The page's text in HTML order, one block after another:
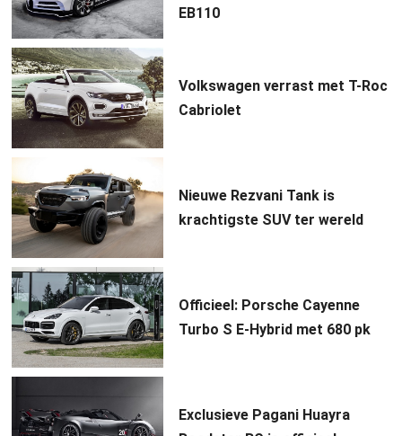
EB110
Volkswagen verrast met T-Roc
Cabriolet
Nieuwe Rezvani Tank is
krachtigste SUV ter wereld
Officieel: Porsche Cayenne
Turbo S E-Hybrid met 680 pk
Exclusieve Pagani Huayra